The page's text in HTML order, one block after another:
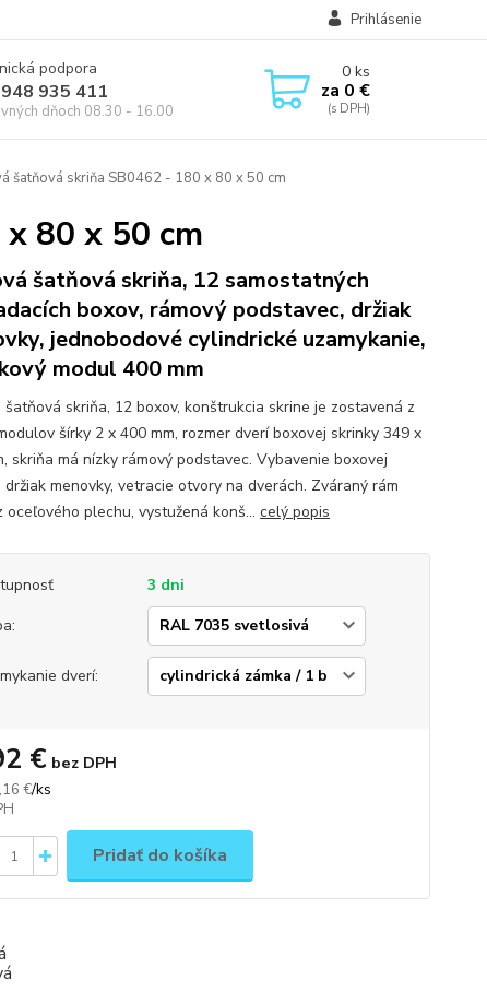
Prihlásenie
podpora
935 411
dňoch 08.30 - 16.00
0ks
za 0 €
šatňová skriňa SB0462 - 180 x 80 x 50 cm
80 x 50 cm
šatňová skriňa, 12 samostatných
boxov, rámový podstavec, držiak
jednobodové cylindrické uzamykanie,
modul 400 mm
šatňová skriňa, 12 boxov, konštrukcia skrine je zostavená z
šírky 2 x 400 mm, rozmer dverí boxovej skrinky 349 x
skriňa má nízky rámový podstavec. Vybavenie boxovej
držiak menovky, vetracie otvory na dverách. Zváraný rám
oceľového plechu, vystužená konš... celý popis
3 dni
dverí:
€/ks
€ bez DPH
Pridať do košíka